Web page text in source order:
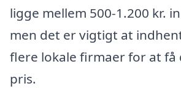
ligge mellem 500-1.200 kr.
men det er vigtigt at
flere lokale firmaer for at få
pris.